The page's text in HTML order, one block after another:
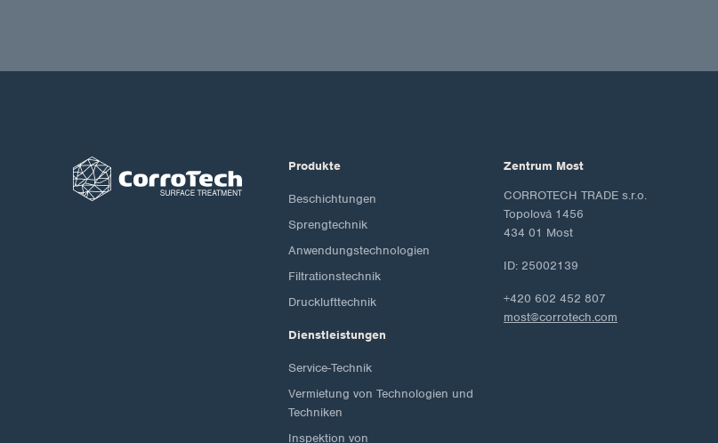
Produkte
Beschichtungen
Sprengtechnik
Anwendungstechnologien
Filtrationstechnik
Drucklufttechnik
Dienstleistungen
Service-Technik
Vermietung von Technologien und
Techniken
Inspektion von
Zentrum Most
CORROTECH TRADE s.r.o.
Topolová 1456
434 01 Most
ID: 25002139
+420 602 452 807
most@corrotech.com